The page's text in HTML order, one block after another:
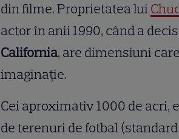
din filme. Proprietatea lui
actor în anii 1990, când a
California, are dimensiuni
imaginație.
Cei aproximativ 1000 de acri,
de terenuri de fotbal (standard